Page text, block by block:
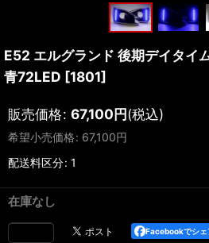
E52 エルグランド 後期デイタイ
青72LED [1801]
販売価格: 67,100円(税込)
希望小売価格: 67,100円
配送料区分: 1
在庫なし
Facebookでシェ